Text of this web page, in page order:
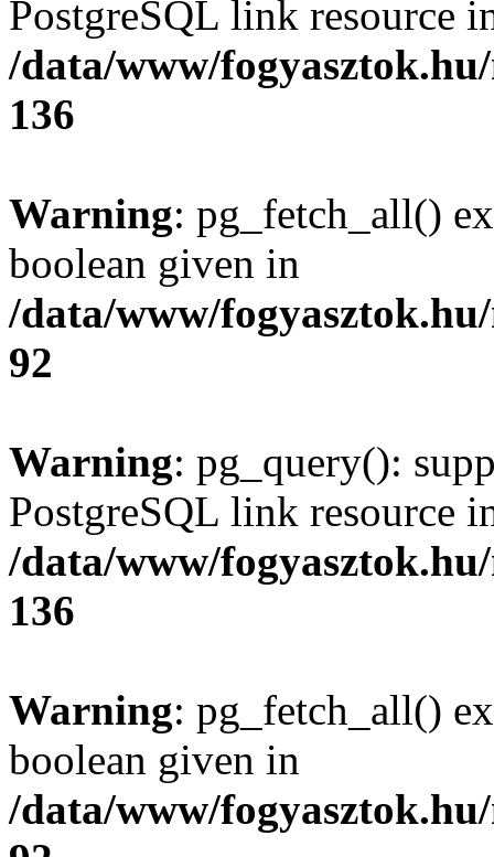
PostgreSQL link resource
/data/www/
136
Warning: pg_fetch_all()
boolean given in
/data/www/
92
Warning: pg_query():
PostgreSQL link resource
/data/www/
136
Warning: pg_fetch_all()
boolean given in
/data/www/